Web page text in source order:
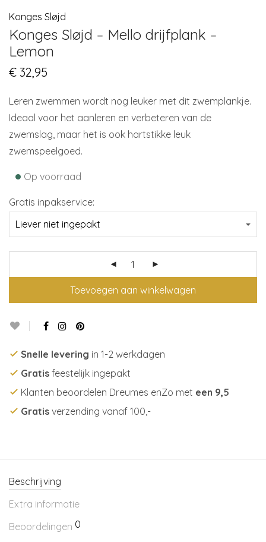
Konges Sløjd
Konges Sløjd – Mello drijfplank –
Lemon
€ 32,95
Leren zwemmen wordt nog leuker met dit zwemplankje.
Ideaal voor het aanleren en verbeteren van de
zwemslag, maar het is ook hartstikke leuk
zwemspeelgoed.
• Op voorraad
Gratis inpakservice:
Toevoegen aan winkelwagen
Snelle levering in 1-2 werkdagen
Gratis feestelijk ingepakt
Klanten beoordelen Dreumes enZo met een 9,5
Gratis verzending vanaf 100,-
Beschrijving
Extra informatie
Beoordelingen 0